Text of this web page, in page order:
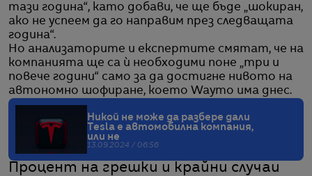
тази година“, като добави, че ще бъде „шокиран,
ако не успеем да го направим през следващата
година“.
Но анализаторите и експертите смятат, че на
компанията ще са ѝ необходими поне „три и
повече години“ само за да достигне нивото на
автономно шофиране, което Waymo има днес.
Никой не може да разбере дали
Tesla е автомобилна компания,
или не
13.09.2024 / 06:56
Процент на грешки и крайни случаи